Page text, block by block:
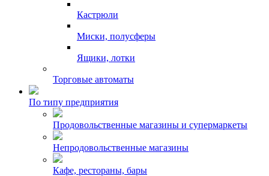
Кастрюли
Миски, полусферы
Ящики, лотки
Торговые автоматы
По типу предприятия
Продовольственные магазины и супермаркеты
Непродовольственные магазины
Кафе, рестораны, бары